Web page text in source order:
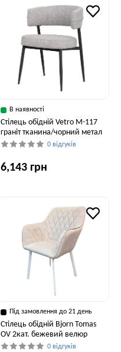
В наявності
Стілець обідній Vetro M-117
граніт тканина/чорний метал
0 відгуків
6,143 грн
Під замовлення до 21 день
Стілець обідній Bjorn Tomas
OV 2кат. бежевий велюр
0 відгуків